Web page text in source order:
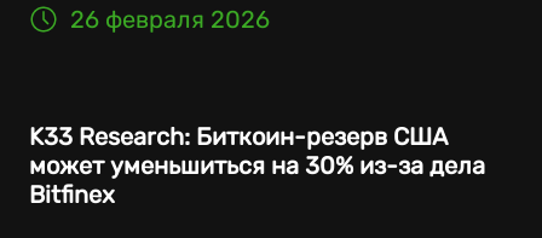
26 февраля 2026
K33 Research: Биткоин-резерв США
может уменьшиться на 30% из-за дела
Bitfinex